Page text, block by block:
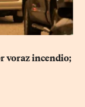
voraz incendio;